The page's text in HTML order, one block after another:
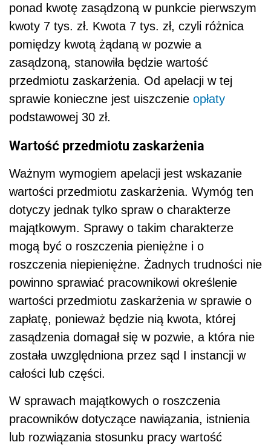
ponad kwotę zasądzoną w punkcie pierwszym
kwoty 7 tys. zł. Kwota 7 tys. zł, czyli różnica
pomiędzy kwotą żądaną w pozwie a
zasądzoną, stanowiła będzie wartość
przedmiotu zaskarżenia. Od apelacji w tej
sprawie konieczne jest uiszczenie opłaty
podstawowej 30 zł.
Wartość przedmiotu zaskarżenia
Ważnym wymogiem apelacji jest wskazanie
wartości przedmiotu zaskarżenia. Wymóg ten
dotyczy jednak tylko spraw o charakterze
majątkowym. Sprawy o takim charakterze
mogą być o roszczenia pieniężne i o
roszczenia niepieniężne. Żadnych trudności nie
powinno sprawiać pracownikowi określenie
wartości przedmiotu zaskarżenia w sprawie o
zapłatę, ponieważ będzie nią kwota, której
zasądzenia domagał się w pozwie, a która nie
została uwzględniona przez sąd I instancji w
całości lub części.
W sprawach majątkowych o roszczenia
pracowników dotyczące nawiązania, istnienia
lub rozwiązania stosunku pracy wartość